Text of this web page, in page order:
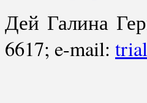
Дей Галина
6617; e-mail: